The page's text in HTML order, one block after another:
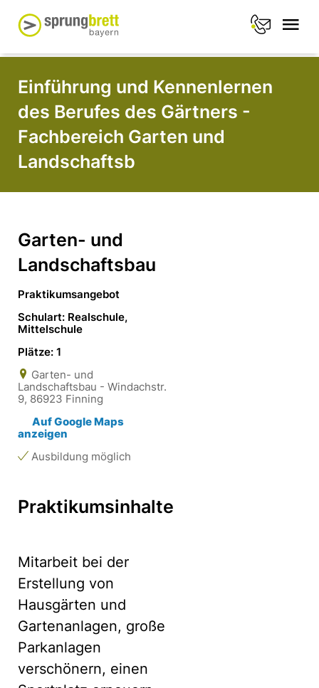
Einführung und Kennenlernen
des Berufes des Gärtners -
Fachbereich Garten und
Landschaftsb
Garten- und
Landschaftsbau
Praktikumsangebot
Schulart: Realschule,
Mittelschule
Plätze: 1
Garten- und
Landschaftsbau - Windachstr.
9, 86923 Finning
Auf Google Maps
anzeigen
Ausbildung möglich
Praktikumsinhalte
Mitarbeit bei der
Erstellung von
Hausgärten und
Gartenanlagen, große
Parkanlagen
verschönern, einen